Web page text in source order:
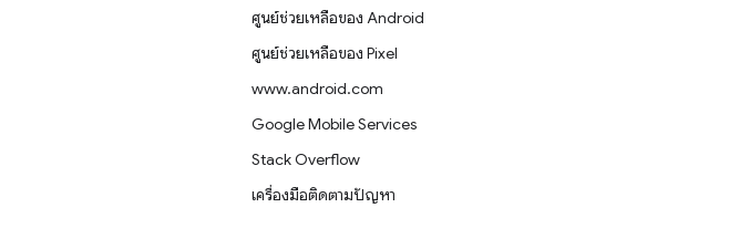
ศูนย์ช่วยเหลือของ Android
ศูนย์ช่วยเหลือของ Pixel
www.android.com
Google Mobile Services
Stack Overflow
เครื่องมือติดตามปัญหา